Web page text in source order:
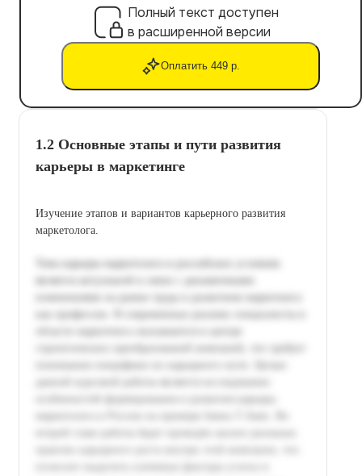
Полный текст доступен
в расширенной версии
Оплатить 449 р.
1.2 Основные этапы и пути развития
карьеры в маркетинге
Изучение этапов и вариантов карьерного развития
маркетолога.